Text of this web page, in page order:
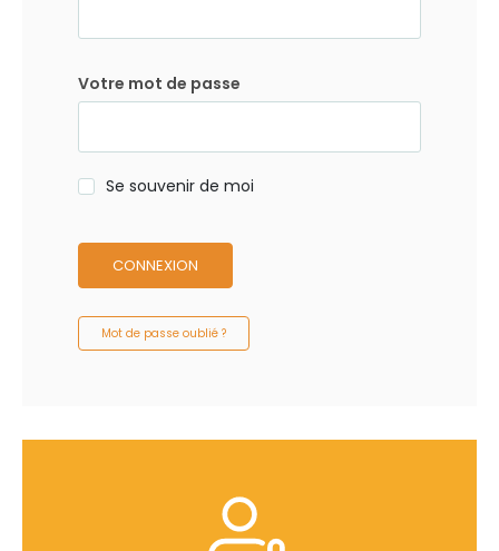
Votre mot de passe
Se souvenir de moi
CONNEXION
Mot de passe oublié ?